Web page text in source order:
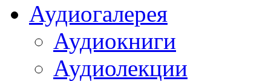
Аудиогалерея
Аудиокниги
Аудиолекции